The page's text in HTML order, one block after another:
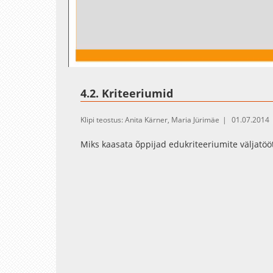
Unmute
4.2. Kriteeriumid
Klipi teostus: Anita Kärner, Maria Jürimäe 01.07.2014
Miks kaasata õppijad edukriteeriumite